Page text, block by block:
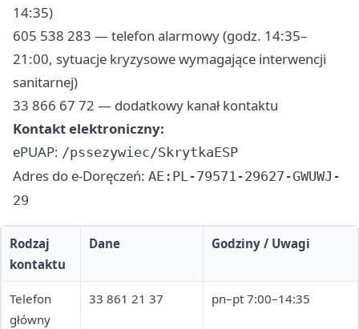
14:35)
605 538 283 — telefon alarmowy (godz. 14:35–
21:00, sytuacje kryzysowe wymagające interwencji
sanitarnej)
33 866 67 72 — dodatkowy kanał kontaktu
Kontakt elektroniczny:
ePUAP: /pssezywiec/SkrytkaESP
Adres do e-Doręczeń: AE:PL-79571-29627-GWUWJ-
29
Rodzaj
kontaktu
Dane Godziny / Uwagi
Telefon
główny
33 861 21 37 pn–pt 7:00–14:35